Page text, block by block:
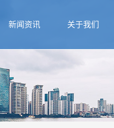
新闻资讯 关于我们